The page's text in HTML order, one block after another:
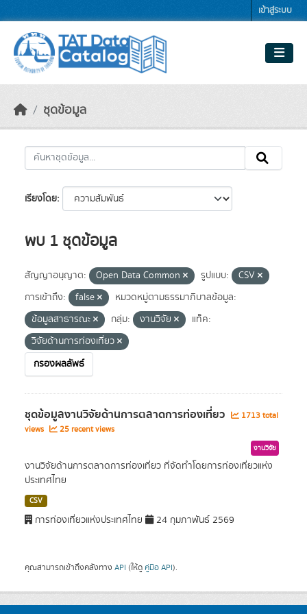
เข้าสู่ระบบ
ชุดข้อมูล
เรียงโดย
พบ 1 ชุดข้อมูล
สัญญาอนุญาต: Open Data Common รูปแบบ:
CSV
การเข้าถึง:
false
หมวดหมู่ตามธรรมาภิบาลข้อมูล:
ข้อมูลสาธารณะ
กลุ่ม: งานวิจัย
แท็ค:
วิจัยด้านการท่องเที่ยว
กรองผลลัพธ์
ชุดข้อมูลงานวิจัยด้านการตลาดการท่องเที่ยว
1713 total
views
25 recent views
งานวิจัย
งานวิจัยด้านการตลาดการท่องเที่ยว ที่จัดทำโดยการท่องเที่ยวแห่ง
ประเทศไทย
CSV
การท่องเที่ยวแห่งประเทศไทย 24 กุมภาพันธ์ 2569
คุณสามารถเข้าถึงคลังทาง API (ให้ดู คู่มือ API).